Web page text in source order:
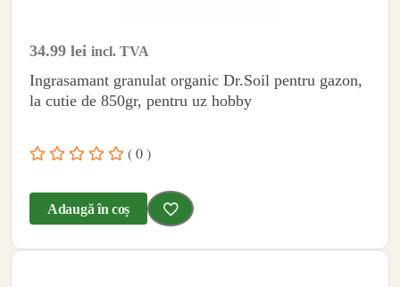
34.99 lei incl. TVA
Ingrasamant granulat organic Dr.Soil pentru gazon,
la cutie de 850gr, pentru uz hobby
( 0 )
Adaugă în coș